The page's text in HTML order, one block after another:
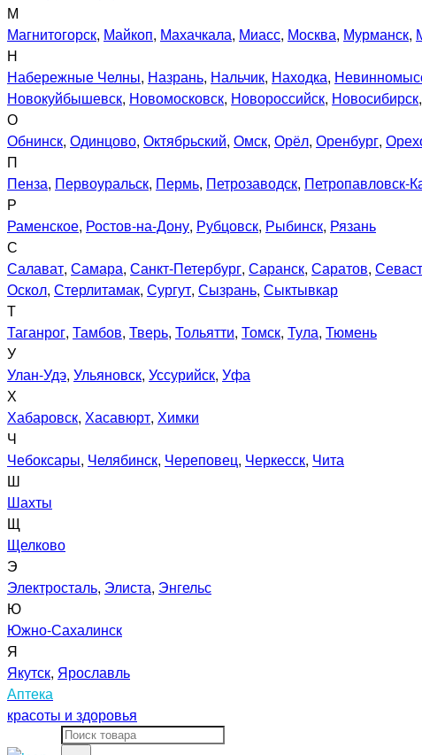
М
Магнитогорск, Майкоп, Махачкала, Миасс, Москва, Мурманск,
Н
Набережные Челны, Назрань, Нальчик, Находка,
Новокуйбышевск, Новомосковск, Новороссийск, Новосибирск,
О
Обнинск, Одинцово, Октябрьский, Омск, Орёл, Оренбург,
П
Пенза, Первоуральск, Пермь, Петрозаводск, Петропавловск-
Р
Раменское, Ростов-на-Дону, Рубцовск, Рыбинск, Рязань
С
Салават, Самара, Санкт-Петербург, Саранск, Саратов,
Оскол, Стерлитамак, Сургут, Сызрань, Сыктывкар
Т
Таганрог, Тамбов, Тверь, Тольятти, Томск, Тула, Тюмень
У
Улан-Удэ, Ульяновск, Уссурийск, Уфа
Х
Хабаровск, Хасавюрт, Химки
Ч
Чебоксары, Челябинск, Череповец, Черкесск, Чита
Ш
Шахты
Щ
Щелково
Э
Электросталь, Элиста, Энгельс
Ю
Южно-Сахалинск
Я
Якутск, Ярославль
Аптека
красоты и здоровья